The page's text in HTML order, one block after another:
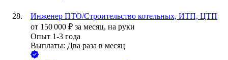
Инженер ПТО/Строительство котельных, ИТП, ЦТП
от 150 000 ₽ за месяц, на руки
Опыт 1-3 года
Выплаты: Два раза в месяц